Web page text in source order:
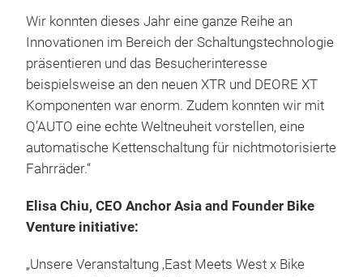
Wir konnten dieses Jahr eine ganze Reihe an
Innovationen im Bereich der Schaltungstechnologie
präsentieren und das Besucherinteresse
beispielsweise an den neuen XTR und DEORE XT
Komponenten war enorm. Zudem konnten wir mit
Q’AUTO eine echte Weltneuheit vorstellen, eine
automatische Kettenschaltung für nichtmotorisierte
Fahrräder.“
Elisa Chiu, CEO Anchor Asia and Founder Bike
Venture initiative:
„Unsere Veranstaltung ‚East Meets West x Bike